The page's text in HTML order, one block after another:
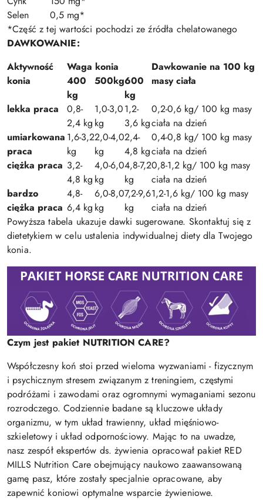
Selen
0,5 mg*
*Część z tej wartości pochodzi ze źródła chelatowanego
DAWKOWANIE:
Aktywność
konia
Waga konia
Dawkowanie na 100 kg
masy ciała
400
kg
500kg600
kg
lekka praca
0,8-
2,4 kg
1,0-3,0
kg
1,2-
3,6 kg
0,2-0,6 kg/ 100 kg masy
ciała na dzień
umiarkowana
praca
1,6-3,2
kg
2,0-4,0
kg
2,4-
4,8 kg
0,4-0,8 kg/ 100 kg masy
ciała na dzień
ciężka praca 3,2-
4,8 kg
4,0-6,0
kg
4,8-7,2
kg
0,8-1,2 kg/ 100 kg masy
ciała na dzień
bardzo
ciężka praca
4,8-
6,4 kg
6,0-8,0
kg
7,2-9,6
kg
1,2-1,6 kg/ 100 kg masy
ciała na dzień
Powyższa tabela ukazuje dawki sugerowane. Skontaktuj się z
dietetykiem w celu ustalenia indywidualnej diety dla Twojego
konia.
Czym jest pakiet NUTRITION CARE?
Współczesny koń stoi przed wieloma wyzwaniami - fizycznym
i psychicznym stresem związanym z treningiem, częstymi
podróżami i zawodami oraz ogromnymi wymaganiami sezonu
rozrodczego. Codziennie badane są kluczowe układy
organizmu, w tym układ trawienny, układ mięśniowo-
szkieletowy i układ odpornościowy. Mając to na uwadze,
nasz zespół ekspertów ds. żywienia opracował pakiet RED
MILLS Nutrition Care obejmujący naukowo zaawansowaną
gamę pasz, które zostały specjalnie opracowane, aby
zapewnić koniowi optymalne wsparcie żywieniowe.